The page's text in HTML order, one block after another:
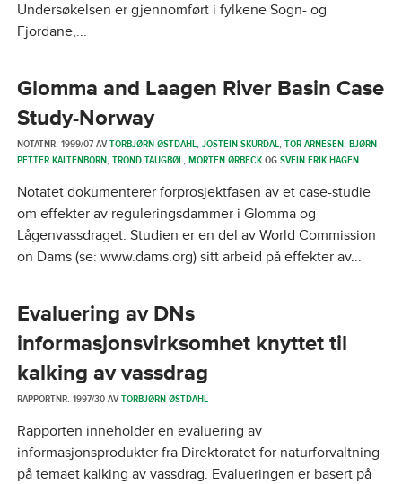
Undersøkelsen er gjennomført i fylkene Sogn- og
Fjordane,...
Glomma and Laagen River Basin Case
Study-Norway
NOTATNR. 1999/07 AVTORBJØRN ØSTDAHL,JOSTEIN SKURDAL,TOR ARNESEN,BJØRN
PETTER KALTENBORN,TROND TAUGBØL,MORTEN ØRBECKOGSVEIN ERIK HAGEN
Notatet dokumenterer forprosjektfasen av et case-studie
om effekter av reguleringsdammer i Glomma og
Lågenvassdraget. Studien er en del av World Commission
on Dams (se: www.dams.org) sitt arbeid på effekter av...
Evaluering av DNs
informasjonsvirksomhet knyttet til
kalking av vassdrag
RAPPORTNR. 1997/30 AVTORBJØRN ØSTDAHL
Rapporten inneholder en evaluering av
informasjonsprodukter fra Direktoratet for naturforvaltning
på temaet kalking av vassdrag. Evalueringen er basert på